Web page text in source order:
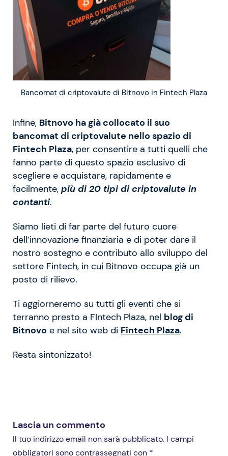
Bancomat di criptovalute di Bitnovo in Fintech Plaza
Infine, Bitnovo ha già collocato il suo
bancomat di criptovalute nello spazio di
Fintech Plaza, per consentire a tutti quelli che
fanno parte di questo spazio esclusivo di
scegliere e acquistare, rapidamente e
facilmente, più di 20 tipi di criptovalute in
contanti.
Siamo lieti di far parte del futuro cuore
dell’innovazione finanziaria e di poter dare il
nostro sostegno e contributo allo sviluppo del
settore Fintech, in cui Bitnovo occupa già un
posto di rilievo.
Ti aggiorneremo su tutti gli eventi che si
terranno presto a FIntech Plaza, nel blog di
Bitnovo e nel sito web di Fintech Plaza.
Resta sintonizzato!
Lascia un commento
Il tuo indirizzo email non sarà pubblicato. I campi
obbligatori sono contrassegnati con *